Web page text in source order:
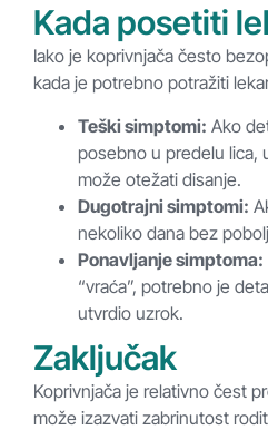
Kada posetiti
Iako je koprivnjača često
kada je potrebno potražiti
Teški simptomi: Ako
posebno u predelu lica,
može otežati disanje.
Dugotrajni simptomi:
nekoliko dana bez
Ponavljanje simptoma:
“vraća”, potrebno je
utvrdio uzrok.
Zaključak
Koprivnjača je relativno čest
može izazvati zabrinutost